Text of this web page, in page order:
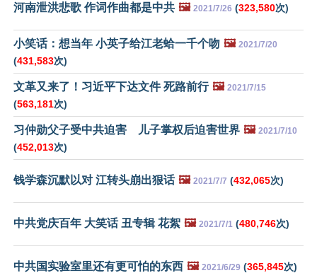
河南泄洪悲歌 作词作曲都是中共 🖼️ 2021/7/26 (323,580次)
小笑话：想当年 小英子给江老蛤一千个吻 🖼️ 2021/7/20
(431,583次)
文革又来了！习近平下达文件 死路前行 🖼️ 2021/7/15
(563,181次)
习仲勋父子受中共迫害 儿子掌权后迫害世界 🖼️ 2021/7/10
(452,013次)
钱学森沉默以对 江转头崩出狠话 🖼️ 2021/7/7 (432,065次)
中共党庆百年 大笑话 丑专辑 花絮 🖼️ 2021/7/1 (480,746次)
中共国实验室里还有更可怕的东西 🖼️ 2021/6/29 (365,845次)